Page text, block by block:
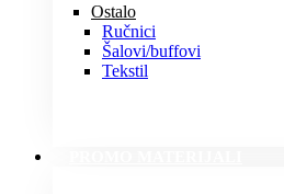
Ostalo
Ručnici
Šalovi/buffovi
Tekstil